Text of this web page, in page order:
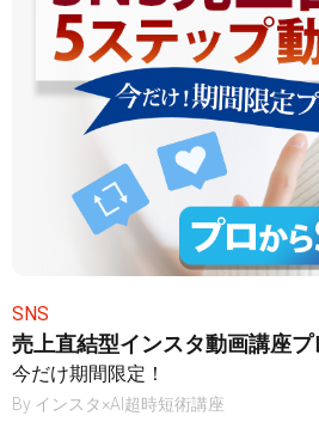
SNS
売上直結型インスタ動画講座プ
今だけ期間限定！
By インスタ×AI超時短術講座